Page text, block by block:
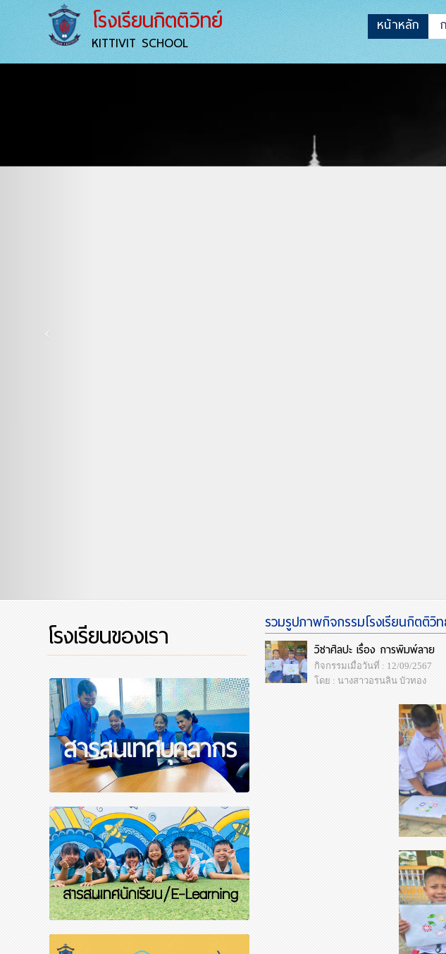
โรงเรียนกิตติวิทย์
KITTIVIT SCHOOL
หน้าหลัก
โรงเรียนของเรา รวมรูปภาพกิจกรรมโรงเรียนกิตติวิ
วิชาศิลปะ เรื่อง การพิมพ์ลาย
กิจกรรมเมื่อวันที่ : 12/09/2567
โดย : นางสาวอรนลิน บัวทอง